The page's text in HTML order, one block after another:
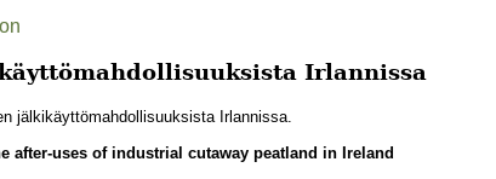
Irlannissa
jälkikäyttömahdollisuuksista Irlannissa.
after-uses of industrial cutaway peatland in Ireland